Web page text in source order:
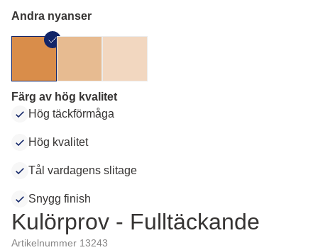
Andra nyanser
Färg av hög kvalitet
Hög täckförmåga
Hög kvalitet
Tål vardagens slitage
Snygg finish
Kulörprov - Fulltäckande
Artikelnummer 13243